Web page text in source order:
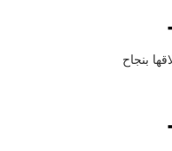
بنجاح